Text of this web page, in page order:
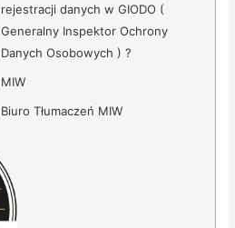
rejestracji danych w GIODO (
Generalny Inspektor Ochrony
Danych Osobowych ) ?
MIW
Biuro Tłumaczeń MIW